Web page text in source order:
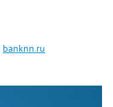
banknn.ru